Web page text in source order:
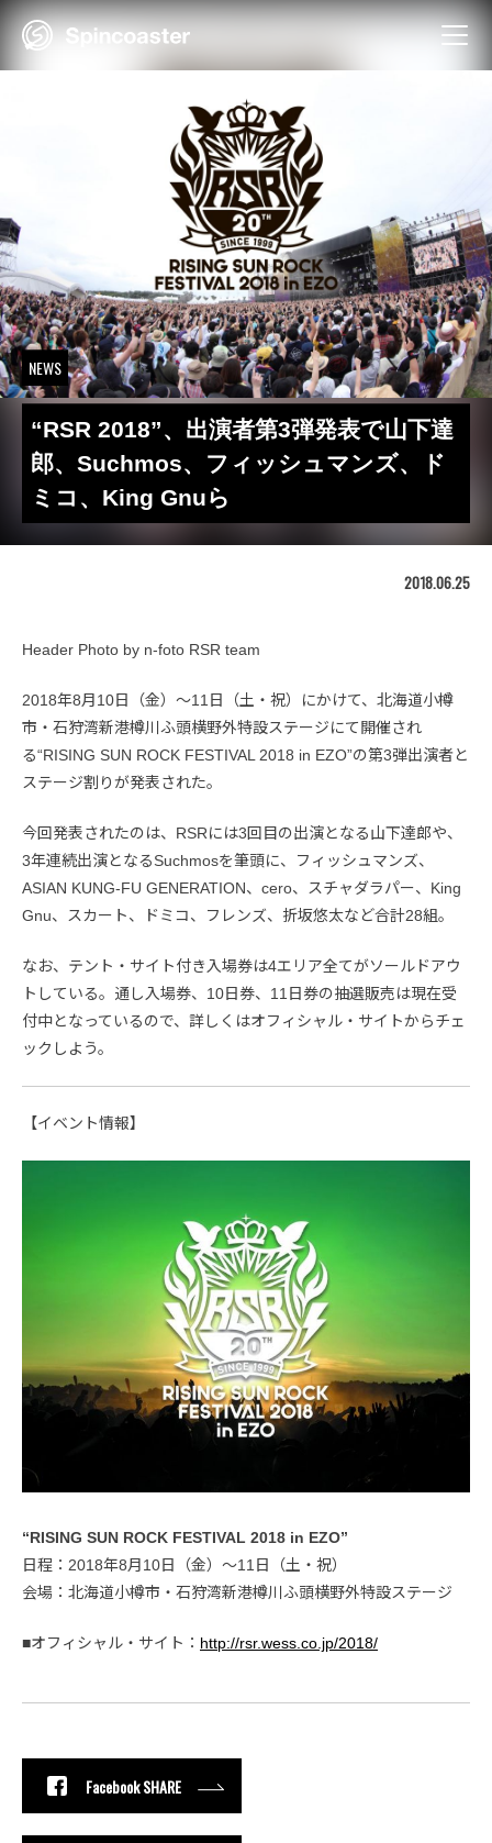
Skip
NEWS
“RSR 2018”、出演者第3弾発表で山下達
郎、Suchmos、フィッシュマンズ、ド
ミコ、King Gnuら
2018.06.25
Header Photo by n-foto RSR team
2018年8月10日（金）〜11日（土・祝）にかけて、北海道小樽
市・石狩湾新港樽川ふ頭横野外特設ステージにて開催され
る“RISING SUN ROCK FESTIVAL 2018 in EZO”の第3弾出演者と
ステージ割りが発表された。
今回発表されたのは、RSRには3回目の出演となる山下達郎や、
3年連続出演となるSuchmosを筆頭に、フィッシュマンズ、
ASIAN KUNG-FU GENERATION、cero、スチャダラパー、King
Gnu、スカート、ドミコ、フレンズ、折坂悠太など合計28組。
なお、テント・サイト付き入場券は4エリア全てがソールドアウ
トしている。通し入場券、10日券、11日券の抽選販売は現在受
付中となっているので、詳しくはオフィシャル・サイトからチェ
ックしよう。
【イベント情報】
“RISING SUN ROCK FESTIVAL 2018 in EZO”
日程：2018年8月10日（金）〜11日（土・祝）
会場：北海道小樽市・石狩湾新港樽川ふ頭横野外特設ステージ
■オフィシャル・サイト： http://rsr.wess.co.jp/2018/
Facebook SHARE